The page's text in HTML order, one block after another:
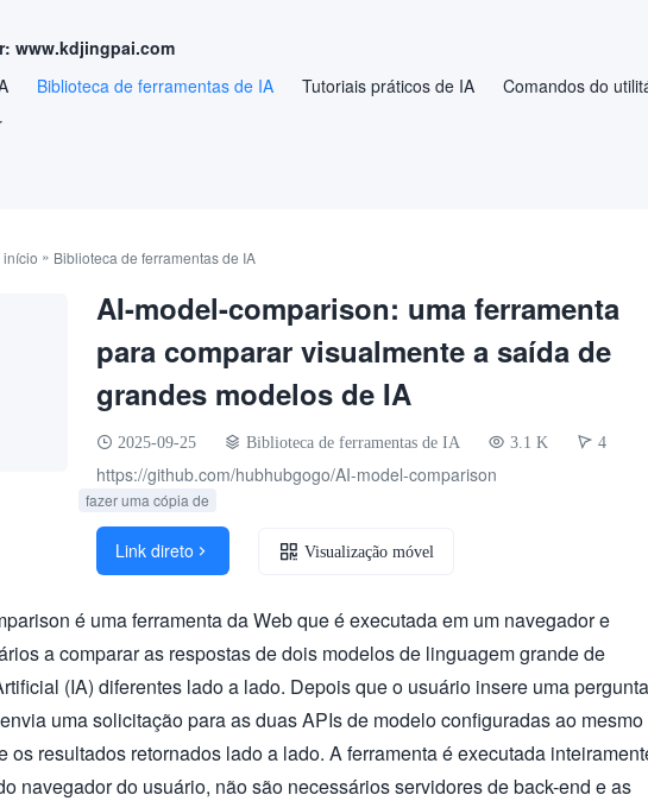
www.kdjingpai.com
Biblioteca de ferramentas de IA Tutoriais práticos de IA Comandos do
início » Biblioteca de ferramentas de IA
AI-model-comparison: uma ferramenta
para comparar visualmente a saída de
grandes modelos de IA
2025-09-25 Biblioteca de ferramentas de IA 3.1 K 4
https://github.com/hubhubgogo/AI-model-comparison
fazer uma cópia de
Link direto  Visualização móvel
é uma ferramenta da Web que é executada em um navegador e
a comparar as respostas de dois modelos de linguagem grande de
(IA) diferentes lado a lado. Depois que o usuário insere uma
uma solicitação para as duas APIs de modelo configuradas ao mesmo
os resultados retornados lado a lado. A ferramenta é executada
navegador do usuário, não são necessários servidores de back-end e as